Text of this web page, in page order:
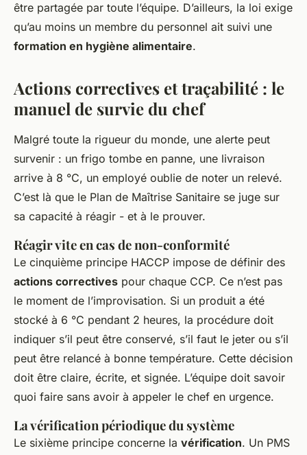
être partagée par toute l’équipe. D’ailleurs, la loi exige
qu’au moins un membre du personnel ait suivi une
formation en hygiène alimentaire.
Actions correctives et traçabilité : le
manuel de survie du chef
Malgré toute la rigueur du monde, une alerte peut
survenir : un frigo tombe en panne, une livraison
arrive à 8 °C, un employé oublie de noter un relevé.
C’est là que le Plan de Maîtrise Sanitaire se juge sur
sa capacité à réagir - et à le prouver.
Réagir vite en cas de non-conformité
Le cinquième principe HACCP impose de définir des
actions correctives pour chaque CCP. Ce n’est pas
le moment de l’improvisation. Si un produit a été
stocké à 6 °C pendant 2 heures, la procédure doit
indiquer s’il peut être conservé, s’il faut le jeter ou s’il
peut être relancé à bonne température. Cette décision
doit être claire, écrite, et signée. L’équipe doit savoir
quoi faire sans avoir à appeler le chef en urgence.
La vérification périodique du système
Le sixième principe concerne la vérification. Un PMS